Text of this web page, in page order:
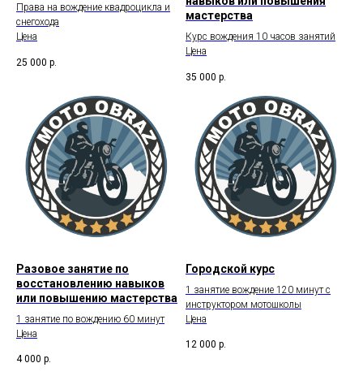
Права на вождение квадроцикла и
снегохода
Цена
25 000 р.
мастерства
Курс вождения 10 часов занятий
Цена
35 000 р.
Разовое занятие по
восстановлению навыков
или повышению мастерства
1 занятие по вождению 60 минут
Цена
4 000 р.
Городской курс
1 занятие вождение 120 минут с
инструктором мотошколы
Цена
12 000 р.